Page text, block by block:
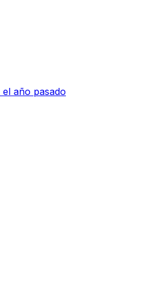
el año pasado